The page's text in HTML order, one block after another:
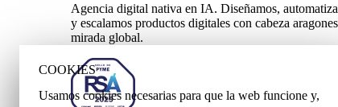
Agencia digital nativa en IA. Diseñamos,
y escalamos productos digitales con cabeza
mirada global.
COOKIES
Usamos cookies necesarias para que la web funcione y,